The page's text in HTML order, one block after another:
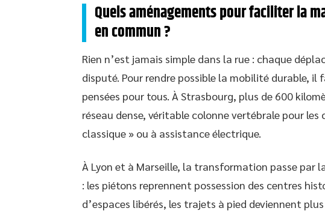
Quels aménagements pour faciliter la
en commun ?
Rien n’est jamais simple dans la rue : chaque
disputé. Pour rendre possible la mobilité durable,
pensées pour tous. À Strasbourg, plus de 600
réseau dense, véritable colonne vertébrale pour
classique » ou à assistance électrique.
À Lyon et à Marseille, la transformation passe par
: les piétons reprennent possession des centres
d’espaces libérés, les trajets à pied deviennent